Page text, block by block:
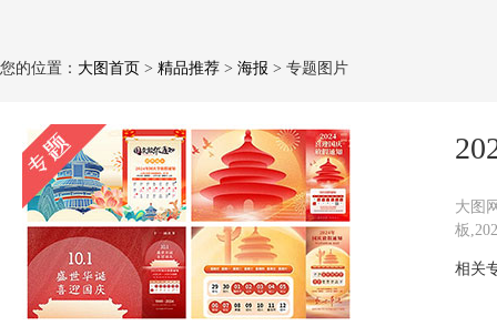
您的位置： 大图首页 > 精品推荐 > 海报 > 专题图片
大图
板
相关